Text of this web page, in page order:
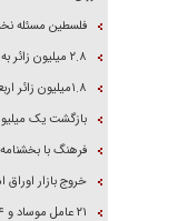
فلسطین مسئله
۲.۸ میلیون زائر به کشور بازگشتند
۱.۸میلیون زائر اربعین به کشور بازگشتند
بازگشت یک میلیون و ۹۷۴ هزار زائر
فرهنگ با
خروج بازار اوراق